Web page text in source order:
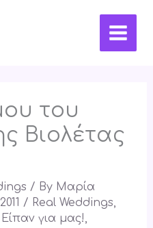
Main
του
Βιολέτας
/ By Μαρία
/ Real Weddings,
Είπαν για μας!,